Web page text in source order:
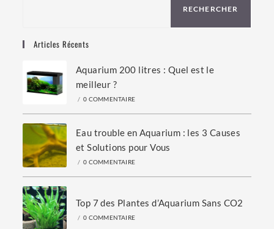
RECHERCHER
Articles Récents
Aquarium 200 litres : Quel est le
meilleur ?
/ 0 COMMENTAIRE
Eau trouble en Aquarium : les 3 Causes
et Solutions pour Vous
/ 0 COMMENTAIRE
Top 7 des Plantes d’Aquarium Sans CO2
/ 0 COMMENTAIRE